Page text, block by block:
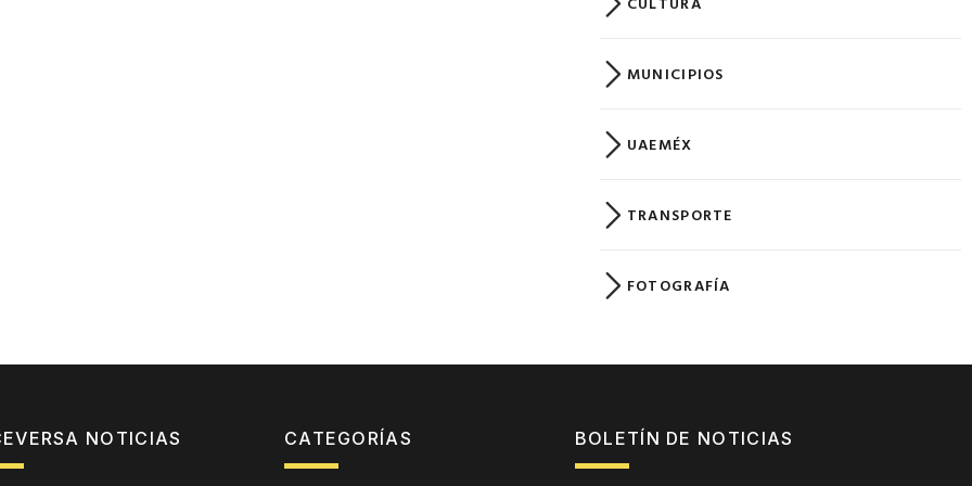
MUNICIPIOS
UAEMÉX
TRANSPORTE
FOTOGRAFÍA
NOTICIAS CATEGORÍAS BOLETÍN DE NOTICIAS